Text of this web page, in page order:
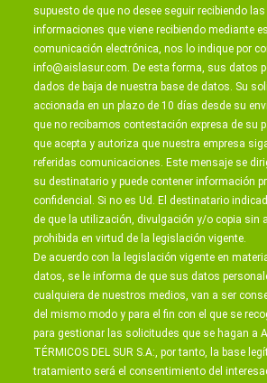
supuesto de que no desee seguir recibiendo
informaciones que viene recibiendo mediante
comunicación electrónica, nos lo indique por
info@aislasur.com. De esta forma, sus datos
dados de baja de nuestra base de datos. Su
accionada en un plazo de 10 días desde su
que no recibamos contestación expresa de su
que acepta y autoriza que nuestra empresa
referidas comunicaciones. Este mensaje se
su destinatario y puede contener información
confidencial. Si no es Ud. El destinatario
de que la utilización, divulgación y/o copia sin
prohibida en virtud de la legislación vigente.
De acuerdo con la legislación vigente en
datos, se le informa de que sus datos
cualquiera de nuestros medios, van a ser
del mismo modo y para el fin con el que se
para gestionar las solicitudes que se hagan a
TÉRMICOS DEL SUR S.A:, por tanto, la base
tratamiento será el consentimiento del